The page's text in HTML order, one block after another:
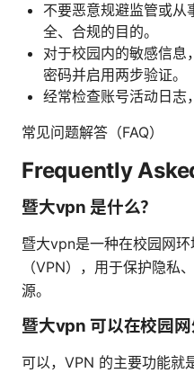
不要恶意规避监管或从
全、合规的目的。
对于校园内的敏感信息
密码并启用两步验证。
经常检查账号活动日志
常见问题解答（FAQ）
Frequently
暨大vpn 是什么？
暨大vpn是一种在校园网
（VPN），用于保护隐私
源。
暨大vpn 可以在校园网
可以，VPN 的主要功能就